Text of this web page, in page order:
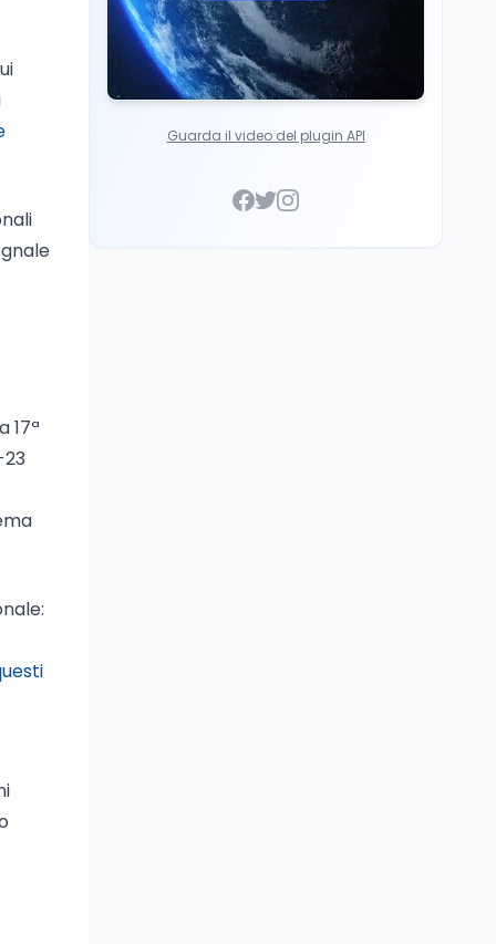
17ª
Guarda il video del plugin API